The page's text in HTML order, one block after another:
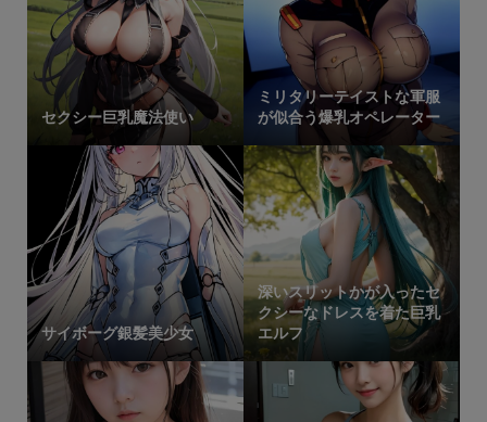
セクシー巨乳魔法使い
ミリタリーテイストな軍服
が似合う爆乳オペレーター
サイボーグ銀髪美少女
深いスリットかが入ったセ
クシーなドレスを着た巨乳
エルフ